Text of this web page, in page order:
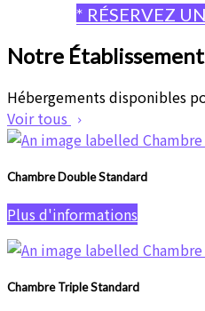
* RÉSERVEZ
Notre Établissement
Hébergements disponibles
Voir tous
Chambre Double Standard
Plus d'informations
Chambre Triple Standard